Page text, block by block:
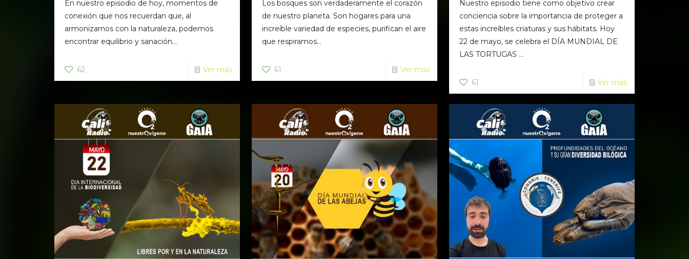
En nuestro episodio de hoy, momentos de
conexión que nos recuerdan que, al
armonizarnos con la naturaleza, podemos
encontrar equilibrio y sanación...
62 Ver más
Los bosques son verdaderamente el corazón
de nuestro planeta. Son hogares para una
increíble variedad de especies, purifican el aire
que respiramos...
61 Ver más
Nuestro episodio tiene como objetivo crear
conciencia sobre la importancia de proteger a
estas increíbles criaturas y sus hábitats. Hoy
22 de mayo, se celebra el DÍA MUNDIAL DE
LAS TORTUGAS ...
61 Ver más